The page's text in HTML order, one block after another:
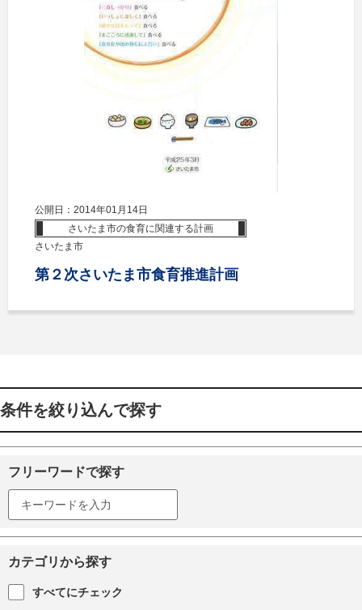
公開日：2014年01月14日
さいたま市の食育に関連する計画
さいたま市
第２次さいたま市食育推進計画
条件を絞り込んで探す
フリーワードで探す
カテゴリから探す
すべてにチェック